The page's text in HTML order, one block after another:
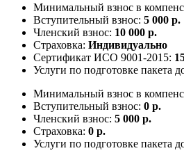
Минимальный взнос в
Вступительный взнос: 5 000 р.
Членский взнос: 10 000 р.
Страховка: Индивидуально
Сертификат ИСО 9001-2015:
Услуги по подготовке пакета
Минимальный взнос в
Вступительный взнос: 0 р.
Членский взнос: 5 000 р.
Страховка: 0 р.
Услуги по подготовке пакета